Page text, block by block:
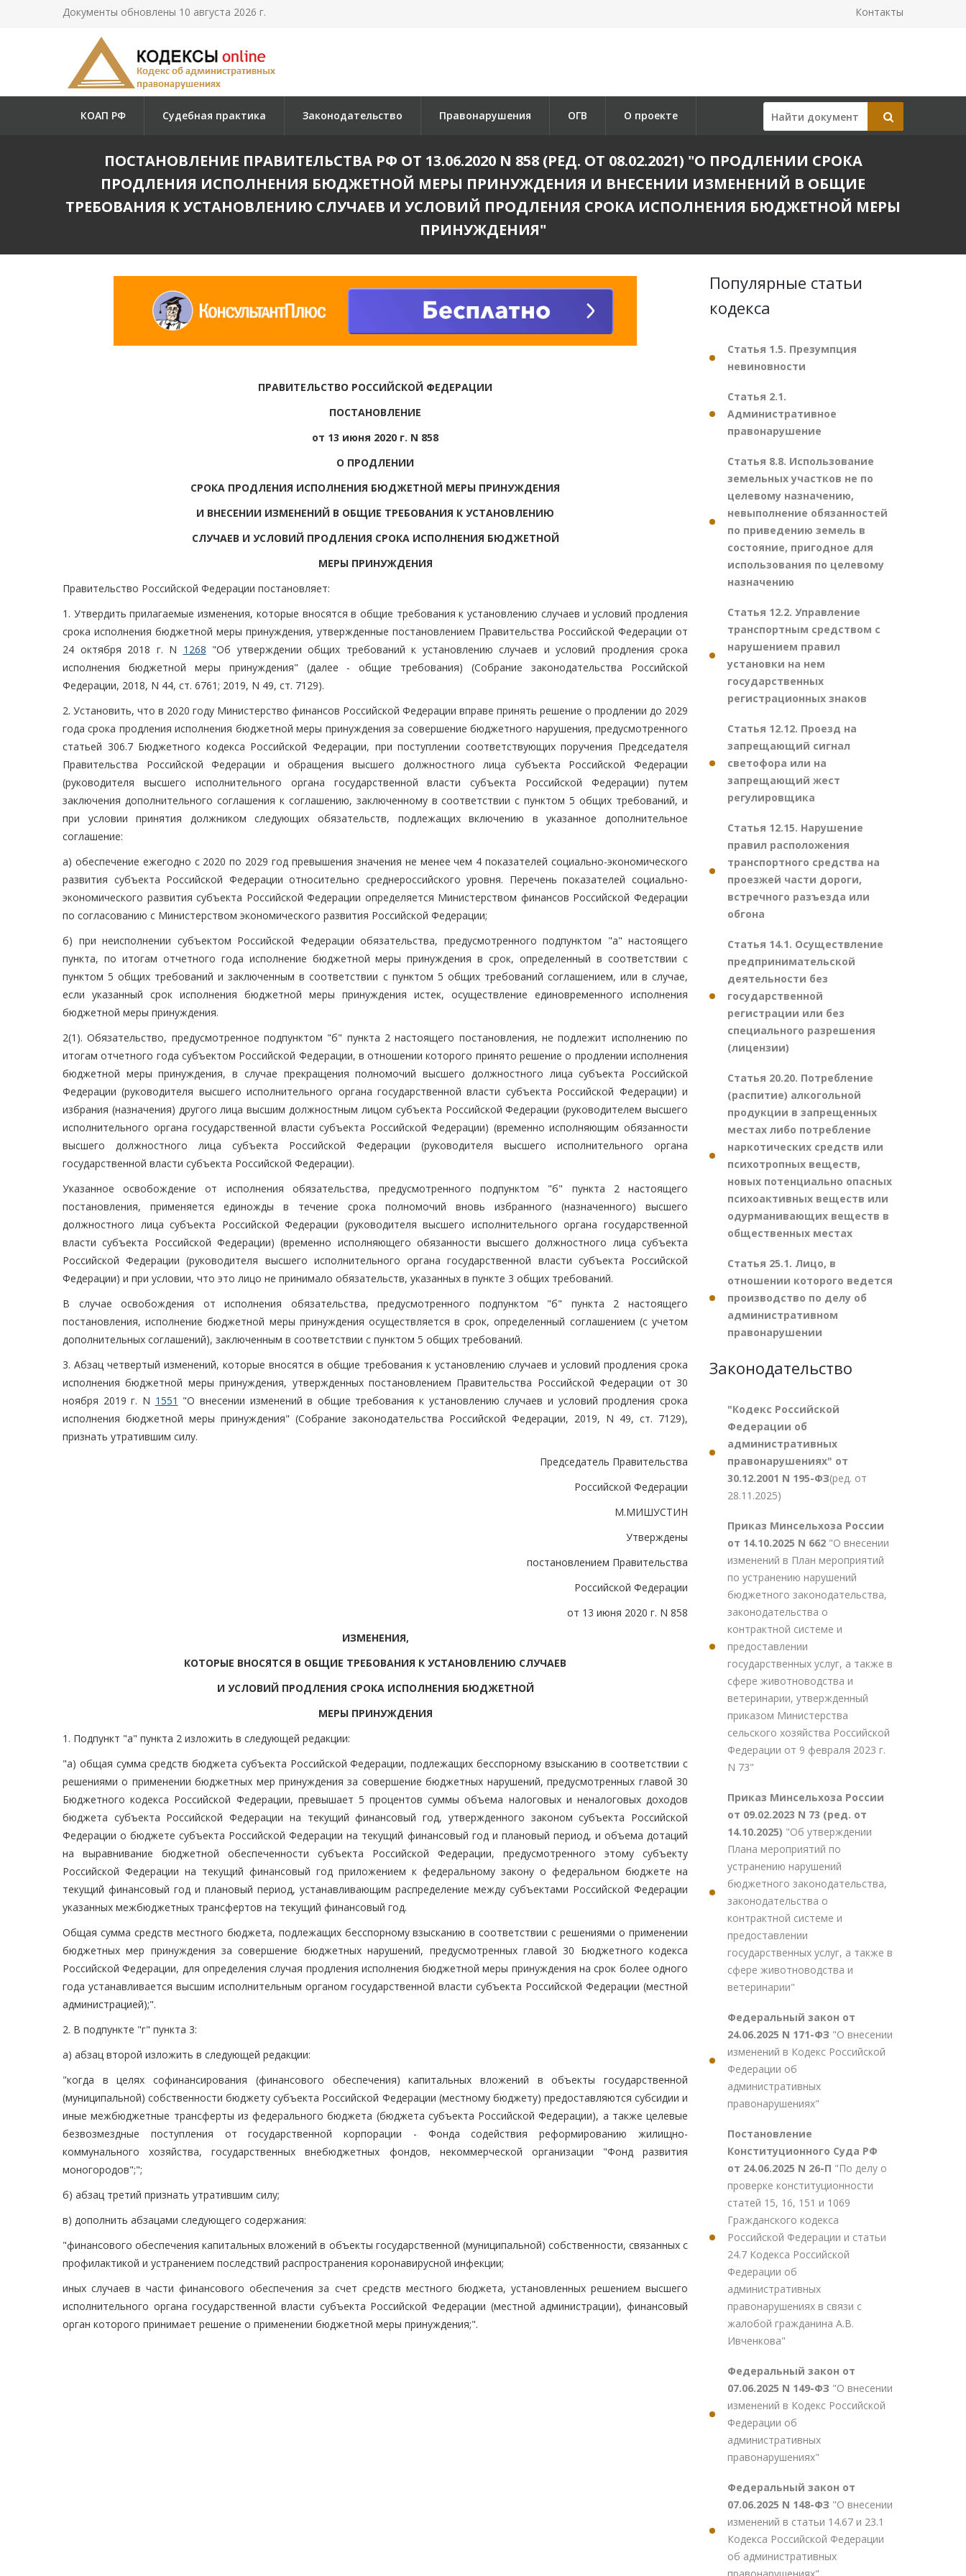
Документы обновлены 10 августа 2026 г. Контакты
КОАП РФ Судебная практика Законодательство Правонарушения ОГВ О проекте
ПОСТАНОВЛЕНИЕ ПРАВИТЕЛЬСТВА РФ ОТ 13.06.2020 N 858 (РЕД. ОТ 08.02.2021) "О ПРОДЛЕНИИ СРОКА
ПРОДЛЕНИЯ ИСПОЛНЕНИЯ БЮДЖЕТНОЙ МЕРЫ ПРИНУЖДЕНИЯ И ВНЕСЕНИИ ИЗМЕНЕНИЙ В ОБЩИЕ
ТРЕБОВАНИЯ К УСТАНОВЛЕНИЮ СЛУЧАЕВ И УСЛОВИЙ ПРОДЛЕНИЯ СРОКА ИСПОЛНЕНИЯ БЮДЖЕТНОЙ МЕРЫ
ПРИНУЖДЕНИЯ"
ПРАВИТЕЛЬСТВО РОССИЙСКОЙ ФЕДЕРАЦИИ
ПОСТАНОВЛЕНИЕ
от 13 июня 2020 г. N 858
О ПРОДЛЕНИИ
СРОКА ПРОДЛЕНИЯ ИСПОЛНЕНИЯ БЮДЖЕТНОЙ МЕРЫ ПРИНУЖДЕНИЯ
И ВНЕСЕНИИ ИЗМЕНЕНИЙ В ОБЩИЕ ТРЕБОВАНИЯ К УСТАНОВЛЕНИЮ
СЛУЧАЕВ И УСЛОВИЙ ПРОДЛЕНИЯ СРОКА ИСПОЛНЕНИЯ БЮДЖЕТНОЙ
МЕРЫ ПРИНУЖДЕНИЯ
Правительство Российской Федерации постановляет:
1. Утвердить прилагаемые изменения, которые вносятся в общие требования к установлению случаев и условий продления
срока исполнения бюджетной меры принуждения, утвержденные постановлением Правительства Российской Федерации от
24 октября 2018 г. N 1268 "Об утверждении общих требований к установлению случаев и условий продления срока
исполнения бюджетной меры принуждения" (далее - общие требования) (Собрание законодательства Российской
Федерации, 2018, N 44, ст. 6761; 2019, N 49, ст. 7129).
2. Установить, что в 2020 году Министерство финансов Российской Федерации вправе принять решение о продлении до 2029
года срока продления исполнения бюджетной меры принуждения за совершение бюджетного нарушения, предусмотренного
статьей 306.7 Бюджетного кодекса Российской Федерации, при поступлении соответствующих поручения Председателя
Правительства Российской Федерации и обращения высшего должностного лица субъекта Российской Федерации
(руководителя высшего исполнительного органа государственной власти субъекта Российской Федерации) путем
заключения дополнительного соглашения к соглашению, заключенному в соответствии с пунктом 5 общих требований, и
при условии принятия должником следующих обязательств, подлежащих включению в указанное дополнительное
соглашение:
а) обеспечение ежегодно с 2020 по 2029 год превышения значения не менее чем 4 показателей социально-экономического
развития субъекта Российской Федерации относительно среднероссийского уровня. Перечень показателей социально-
экономического развития субъекта Российской Федерации определяется Министерством финансов Российской Федерации
по согласованию с Министерством экономического развития Российской Федерации;
б) при неисполнении субъектом Российской Федерации обязательства, предусмотренного подпунктом "а" настоящего
пункта, по итогам отчетного года исполнение бюджетной меры принуждения в срок, определенный в соответствии с
пунктом 5 общих требований и заключенным в соответствии с пунктом 5 общих требований соглашением, или в случае,
если указанный срок исполнения бюджетной меры принуждения истек, осуществление единовременного исполнения
бюджетной меры принуждения.
2(1). Обязательство, предусмотренное подпунктом "б" пункта 2 настоящего постановления, не подлежит исполнению по
итогам отчетного года субъектом Российской Федерации, в отношении которого принято решение о продлении исполнения
бюджетной меры принуждения, в случае прекращения полномочий высшего должностного лица субъекта Российской
Федерации (руководителя высшего исполнительного органа государственной власти субъекта Российской Федерации) и
избрания (назначения) другого лица высшим должностным лицом субъекта Российской Федерации (руководителем высшего
исполнительного органа государственной власти субъекта Российской Федерации) (временно исполняющим обязанности
высшего должностного лица субъекта Российской Федерации (руководителя высшего исполнительного органа
государственной власти субъекта Российской Федерации).
Указанное освобождение от исполнения обязательства, предусмотренного подпунктом "б" пункта 2 настоящего
постановления, применяется единожды в течение срока полномочий вновь избранного (назначенного) высшего
должностного лица субъекта Российской Федерации (руководителя высшего исполнительного органа государственной
власти субъекта Российской Федерации) (временно исполняющего обязанности высшего должностного лица субъекта
Российской Федерации (руководителя высшего исполнительного органа государственной власти субъекта Российской
Федерации) и при условии, что это лицо не принимало обязательств, указанных в пункте 3 общих требований.
В случае освобождения от исполнения обязательства, предусмотренного подпунктом "б" пункта 2 настоящего
постановления, исполнение бюджетной меры принуждения осуществляется в срок, определенный соглашением (с учетом
дополнительных соглашений), заключенным в соответствии с пунктом 5 общих требований.
3. Абзац четвертый изменений, которые вносятся в общие требования к установлению случаев и условий продления срока
исполнения бюджетной меры принуждения, утвержденных постановлением Правительства Российской Федерации от 30
ноября 2019 г. N 1551 "О внесении изменений в общие требования к установлению случаев и условий продления срока
исполнения бюджетной меры принуждения" (Собрание законодательства Российской Федерации, 2019, N 49, ст. 7129),
признать утратившим силу.
Председатель Правительства
Российской Федерации
М.МИШУСТИН
Утверждены
постановлением Правительства
Российской Федерации
от 13 июня 2020 г. N 858
ИЗМЕНЕНИЯ,
КОТОРЫЕ ВНОСЯТСЯ В ОБЩИЕ ТРЕБОВАНИЯ К УСТАНОВЛЕНИЮ СЛУЧАЕВ
И УСЛОВИЙ ПРОДЛЕНИЯ СРОКА ИСПОЛНЕНИЯ БЮДЖЕТНОЙ
МЕРЫ ПРИНУЖДЕНИЯ
1. Подпункт "а" пункта 2 изложить в следующей редакции:
"а) общая сумма средств бюджета субъекта Российской Федерации, подлежащих бесспорному взысканию в соответствии с
решениями о применении бюджетных мер принуждения за совершение бюджетных нарушений, предусмотренных главой 30
Бюджетного кодекса Российской Федерации, превышает 5 процентов суммы объема налоговых и неналоговых доходов
бюджета субъекта Российской Федерации на текущий финансовый год, утвержденного законом субъекта Российской
Федерации о бюджете субъекта Российской Федерации на текущий финансовый год и плановый период, и объема дотаций
на выравнивание бюджетной обеспеченности субъекта Российской Федерации, предусмотренного этому субъекту
Российской Федерации на текущий финансовый год приложением к федеральному закону о федеральном бюджете на
текущий финансовый год и плановый период, устанавливающим распределение между субъектами Российской Федерации
указанных межбюджетных трансфертов на текущий финансовый год.
Общая сумма средств местного бюджета, подлежащих бесспорному взысканию в соответствии с решениями о применении
бюджетных мер принуждения за совершение бюджетных нарушений, предусмотренных главой 30 Бюджетного кодекса
Российской Федерации, для определения случая продления исполнения бюджетной меры принуждения на срок более одного
года устанавливается высшим исполнительным органом государственной власти субъекта Российской Федерации (местной
администрацией);".
2. В подпункте "г" пункта 3:
а) абзац второй изложить в следующей редакции:
"когда в целях софинансирования (финансового обеспечения) капитальных вложений в объекты государственной
(муниципальной) собственности бюджету субъекта Российской Федерации (местному бюджету) предоставляются субсидии и
иные межбюджетные трансферты из федерального бюджета (бюджета субъекта Российской Федерации), а также целевые
безвозмездные поступления от государственной корпорации - Фонда содействия реформированию жилищно-
коммунального хозяйства, государственных внебюджетных фондов, некоммерческой организации "Фонд развития
моногородов";";
б) абзац третий признать утратившим силу;
в) дополнить абзацами следующего содержания:
"финансового обеспечения капитальных вложений в объекты государственной (муниципальной) собственности, связанных с
профилактикой и устранением последствий распространения коронавирусной инфекции;
иных случаев в части финансового обеспечения за счет средств местного бюджета, установленных решением высшего
исполнительного органа государственной власти субъекта Российской Федерации (местной администрации), финансовый
орган которого принимает решение о применении бюджетной меры принуждения;".
Популярные статьи
кодекса
Статья 1.5. Презумпция
невиновности
Статья 2.1.
Административное
правонарушение
Статья 8.8. Использование
земельных участков не по
целевому назначению,
невыполнение обязанностей
по приведению земель в
состояние, пригодное для
использования по целевому
назначению
Статья 12.2. Управление
транспортным средством с
нарушением правил
установки на нем
государственных
регистрационных знаков
Статья 12.12. Проезд на
запрещающий сигнал
светофора или на
запрещающий жест
регулировщика
Статья 12.15. Нарушение
правил расположения
транспортного средства на
проезжей части дороги,
встречного разъезда или
обгона
Статья 14.1. Осуществление
предпринимательской
деятельности без
государственной
регистрации или без
специального разрешения
(лицензии)
Статья 20.20. Потребление
(распитие) алкогольной
продукции в запрещенных
местах либо потребление
наркотических средств или
психотропных веществ,
новых потенциально опасных
психоактивных веществ или
одурманивающих веществ в
общественных местах
Статья 25.1. Лицо, в
отношении которого ведется
производство по делу об
административном
правонарушении
Законодательство
"Кодекс Российской
Федерации об
административных
правонарушениях" от
30.12.2001 N 195-ФЗ(ред. от
28.11.2025)
Приказ Минсельхоза России
от 14.10.2025 N 662 "О внесении
изменений в План мероприятий
по устранению нарушений
бюджетного законодательства,
законодательства о
контрактной системе и
предоставлении
государственных услуг, а также в
сфере животноводства и
ветеринарии, утвержденный
приказом Министерства
сельского хозяйства Российской
Федерации от 9 февраля 2023 г.
N 73"
Приказ Минсельхоза России
от 09.02.2023 N 73 (ред. от
14.10.2025) "Об утверждении
Плана мероприятий по
устранению нарушений
бюджетного законодательства,
законодательства о
контрактной системе и
предоставлении
государственных услуг, а также в
сфере животноводства и
ветеринарии"
Федеральный закон от
24.06.2025 N 171-ФЗ "О внесении
изменений в Кодекс Российской
Федерации об
административных
правонарушениях"
Постановление
Конституционного Суда РФ
от 24.06.2025 N 26-П "По делу о
проверке конституционности
статей 15, 16, 151 и 1069
Гражданского кодекса
Российской Федерации и статьи
24.7 Кодекса Российской
Федерации об
административных
правонарушениях в связи с
жалобой гражданина А.В.
Ивченкова"
Федеральный закон от
07.06.2025 N 149-ФЗ "О внесении
изменений в Кодекс Российской
Федерации об
административных
правонарушениях"
Федеральный закон от
07.06.2025 N 148-ФЗ "О внесении
изменений в статьи 14.67 и 23.1
Кодекса Российской Федерации
об административных